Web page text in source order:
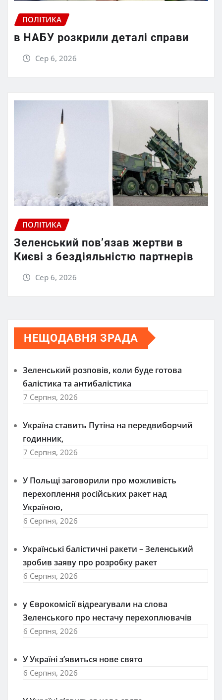
ПОЛІТИКА
в НАБУ розкрили деталі справи
Сер 6, 2026
ПОЛІТИКА
Зеленський пов’язав жертви в
Києві з бездіяльністю партнерів
Сер 6, 2026
НЕЩОДАВНЯ ЗРАДА
Зеленський розповів, коли буде готова
балістика та антибалістика
7 Серпня, 2026
Україна ставить Путіна на передвиборчий
годинник,
7 Серпня, 2026
У Польщі заговорили про можливість
перехоплення російських ракет над
Україною,
6 Серпня, 2026
Українські балістичні ракети – Зеленський
зробив заяву про розробку ракет
6 Серпня, 2026
у Єврокомісії відреагували на слова
Зеленського про нестачу перехоплювачів
6 Серпня, 2026
У Україні з’явиться нове свято
6 Серпня, 2026